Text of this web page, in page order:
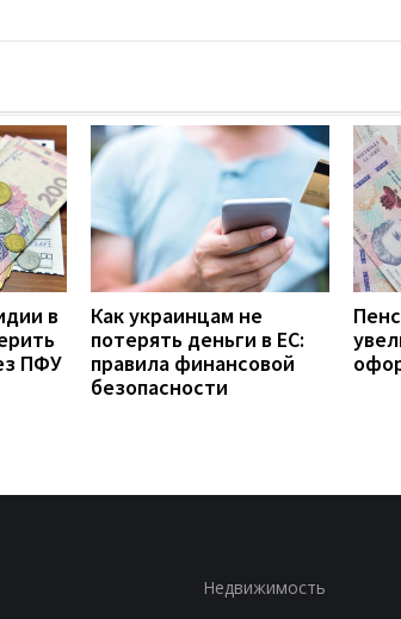
в
ПФУ
Как украинцам не
потерять деньги в ЕС:
правила финансовой
безопасности
Недвижимость